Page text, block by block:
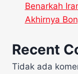
Benarkah
Akhirnya
Recent
Tidak ada